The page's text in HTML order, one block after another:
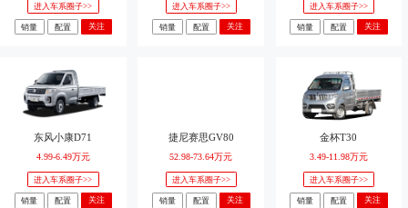
进入车系圈子>>
销量 配置 关注
进入车系圈子>>
销量 配置 关注
进入车系圈子>>
销量 配置 关注
东风小康D71
4.99-6.49万元
进入车系圈子>>
销量 配置 关注
捷尼赛思GV80
52.98-73.64万元
进入车系圈子>>
销量 配置 关注
金杯T30
3.49-11.98万元
进入车系圈子>>
销量 配置 关注